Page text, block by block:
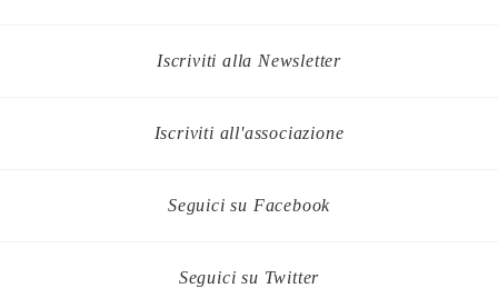
Iscriviti alla Newsletter
Iscriviti all'associazione
Seguici su Facebook
Seguici su Twitter